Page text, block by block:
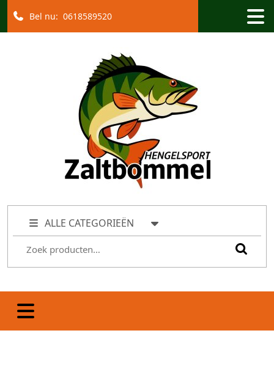
Bel nu: 0618589520
ALLE CATEGORIEËN